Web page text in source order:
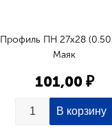
Профиль ПН 27х28
Маяк
101,00 ₽